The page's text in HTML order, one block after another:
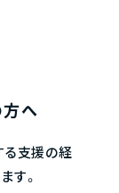
へ
る支援の経
す。